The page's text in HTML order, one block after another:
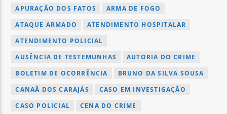
APURAÇÃO DOS FATOS
ARMA DE FOGO
ATAQUE ARMADO
ATENDIMENTO HOSPITALAR
ATENDIMENTO POLICIAL
AUSÊNCIA DE TESTEMUNHAS
AUTORIA DO CRIME
BOLETIM DE OCORRÊNCIA
BRUNO DA SILVA SOUSA
CANAÃ DOS CARAJÁS
CASO EM INVESTIGAÇÃO
CASO POLICIAL
CENA DO CRIME